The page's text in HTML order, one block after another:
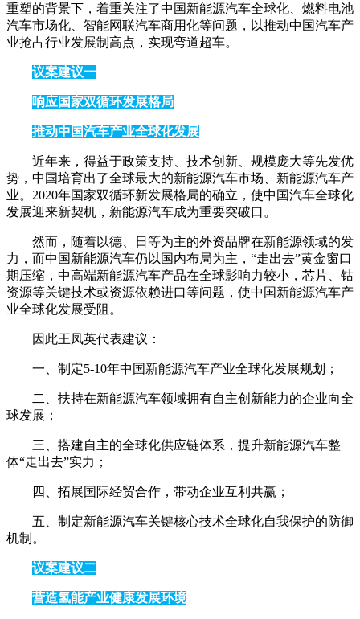
重塑的背景下，着重关注了中国新能源汽车全球化、燃料电池
汽车市场化、智能网联汽车商用化等问题，以推动中国汽车产
业抢占行业发展制高点，实现弯道超车。
议案建议一
响应国家双循环发展格局
推动中国汽车产业全球化发展
近年来，得益于政策支持、技术创新、规模庞大等先发优
势，中国培育出了全球最大的新能源汽车市场、新能源汽车产
业。2020年国家双循环新发展格局的确立，使中国汽车全球化
发展迎来新契机，新能源汽车成为重要突破口。
然而，随着以德、日等为主的外资品牌在新能源领域的发
力，而中国新能源汽车仍以国内布局为主，“走出去”黄金窗口
期压缩，中高端新能源汽车产品在全球影响力较小，芯片、钴
资源等关键技术或资源依赖进口等问题，使中国新能源汽车产
业全球化发展受阻。
因此王凤英代表建议：
一、制定5-10年中国新能源汽车产业全球化发展规划；
二、扶持在新能源汽车领域拥有自主创新能力的企业向全
球发展；
三、搭建自主的全球化供应链体系，提升新能源汽车整
体“走出去”实力；
四、拓展国际经贸合作，带动企业互利共赢；
五、制定新能源汽车关键核心技术全球化自我保护的防御
机制。
议案建议二
营造氢能产业健康发展环境